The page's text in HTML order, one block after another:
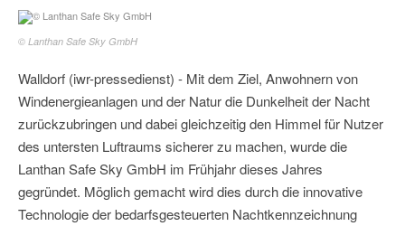
© Lanthan Safe Sky GmbH
Walldorf (iwr-pressedienst) - Mit dem Ziel, Anwohnern von
Windenergieanlagen und der Natur die Dunkelheit der Nacht
zurückzubringen und dabei gleichzeitig den Himmel für Nutzer
des untersten Luftraums sicherer zu machen, wurde die
Lanthan Safe Sky GmbH im Frühjahr dieses Jahres
gegründet. Möglich gemacht wird dies durch die innovative
Technologie der bedarfsgesteuerten Nachtkennzeichnung